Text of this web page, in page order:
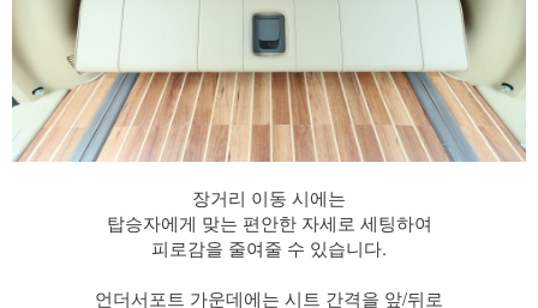
장거리 이동 시에는
탑승자에게 맞는 편안한 자세로 세팅하여
피로감을 줄여줄 수 있습니다.
​ 언더서포트 가운데에는 시트 간격을 앞/뒤로